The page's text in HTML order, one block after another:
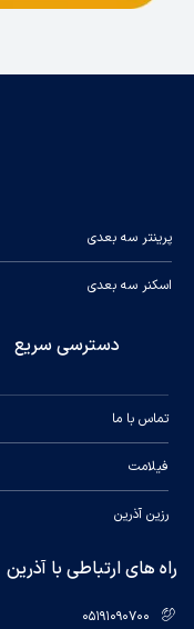
پرینتر سه بعدی
اسکنر سه بعدی
دسترسی سریع
تماس با ما
فیلامت
رزین آذرین
راه های ارتباطی با آذرین
05191090700